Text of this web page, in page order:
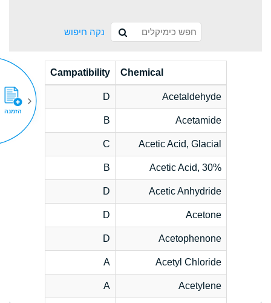
נקה חיפוש
Chemical
Campatibility
Acetaldehyde
D
Acetamide
B
Acetic Acid, Glacial
C
Acetic Acid, 30%
B
Acetic Anhydride
D
Acetone
D
Acetophenone
D
Acetyl Chloride
A
Acetylene
A
הזמנה